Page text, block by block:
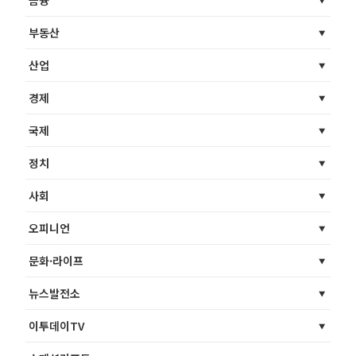
부동산
산업
경제
국제
정치
사회
오피니언
문화·라이프
뉴스발전소
이투데이TV